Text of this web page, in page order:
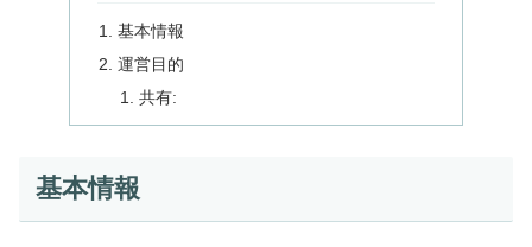
基本情報
運営目的
共有:
基本情報